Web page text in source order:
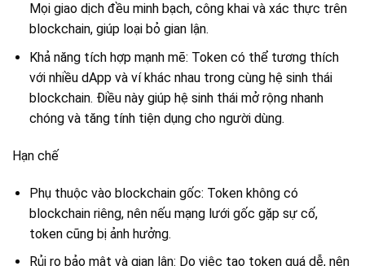
Mọi giao dịch đều minh bạch, công khai và xác thực trên
blockchain, giúp loại bỏ gian lận.
Khả năng tích hợp mạnh mẽ: Token có thể tương thích
với nhiều dApp và ví khác nhau trong cùng hệ sinh thái
blockchain. Điều này giúp hệ sinh thái mở rộng nhanh
chóng và tăng tính tiện dụng cho người dùng.
Hạn chế
Phụ thuộc vào blockchain gốc: Token không có
blockchain riêng, nên nếu mạng lưới gốc gặp sự cố,
token cũng bị ảnh hưởng.
Rủi ro bảo mật và gian lận: Do việc tạo token quá dễ, nên